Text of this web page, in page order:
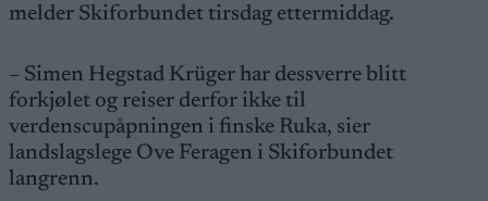
melder Skiforbundet tirsdag ettermiddag.
– Simen Hegstad Krüger har dessverre blitt
forkjølet og reiser derfor ikke til
verdenscupåpningen i finske Ruka, sier
landslagslege Ove Feragen i Skiforbundet
langrenn.